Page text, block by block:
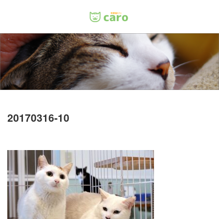
20170316-10
Menu
ホーム
料金
里親について
お問い合わせ